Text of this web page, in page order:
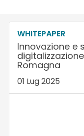
WHITEPAPER
Innovazione e
Romagna
01 Lug 2025